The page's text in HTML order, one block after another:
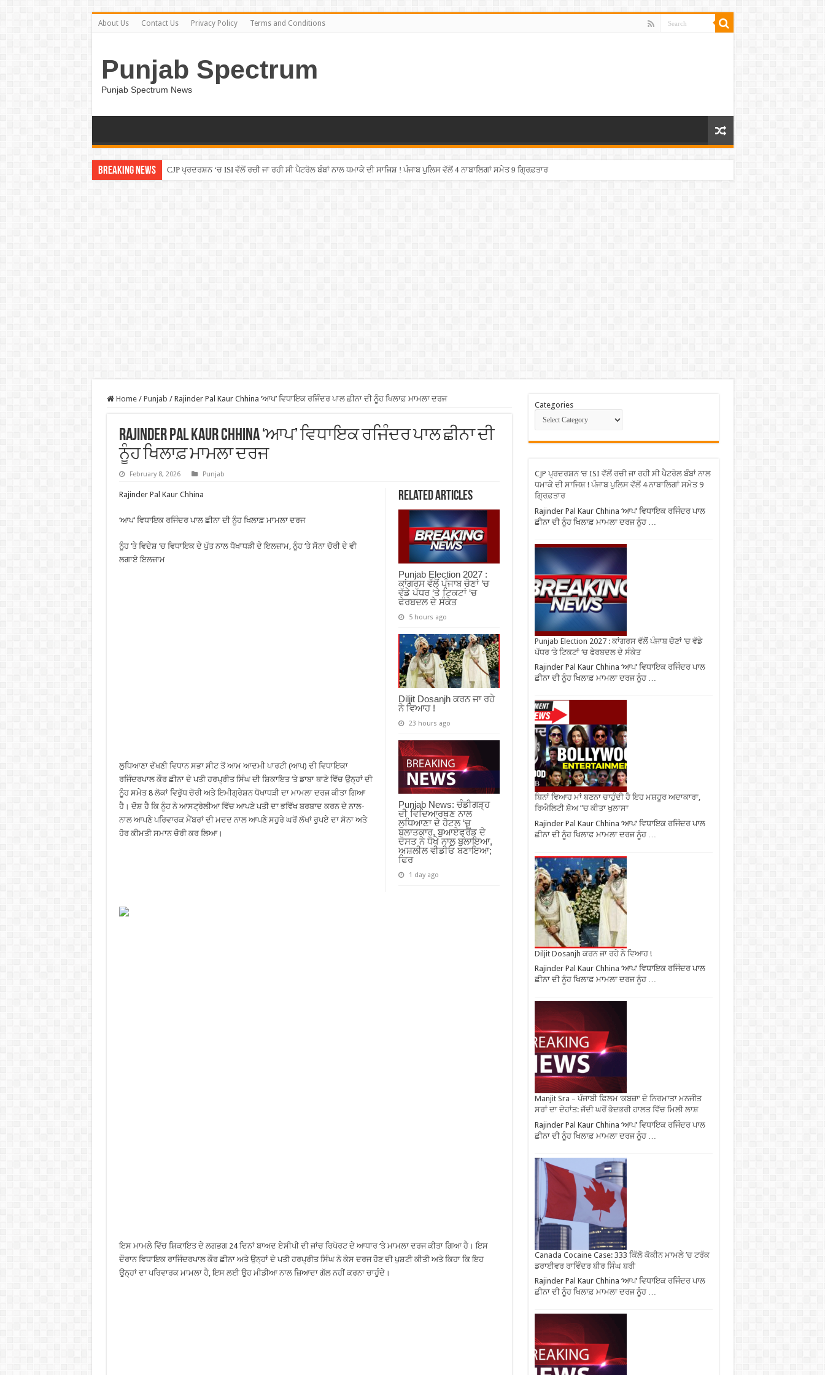
About Us Contact Us Privacy Policy Terms and Conditions
Punjab Spectrum
Punjab Spectrum News
Breaking News CJP ਪ੍ਰਦਰਸ਼ਨ ‘ਚ ISI ਵੱਲੋਂ ਰਚੀ ਜਾ ਰਹੀ ਸੀ ਪੈਟਰੋਲ ਬੰਬਾਂ ਨਾਲ ਧਮਾਕੇ ਦੀ ਸਾਜਿਸ਼ ! ਪੰਜਾਬ ਪੁਲਿਸ ਵੱਲੋਂ 4 ਨਾਬਾਲਿਗਾਂ ਸਮੇਤ 9 ਗ੍ਰਿਫ਼ਤਾਰ
Home / Punjab / Rajinder Pal Kaur Chhina ‘ਆਪ’ ਵਿਧਾਇਕ ਰਜਿੰਦਰ ਪਾਲ ਛੀਨਾ ਦੀ ਨੂੰਹ ਖਿਲਾਫ਼ ਮਾਮਲਾ ਦਰਜ
Rajinder Pal Kaur Chhina ‘ਆਪ’ ਵਿਧਾਇਕ ਰਜਿੰਦਰ ਪਾਲ ਛੀਨਾ ਦੀ
ਨੂੰਹ ਖਿਲਾਫ਼ ਮਾਮਲਾ ਦਰਜ
February 8, 2026 Punjab
Related Articles
Punjab Election 2027 :
ਕਾਂਗਰਸ ਵੱਲੋਂ ਪੰਜਾਬ ਚੋਣਾਂ ‘ਚ
ਵੱਡੇ ਪੱਧਰ ‘ਤੇ ਟਿਕਟਾਂ ‘ਚ
ਫੇਰਬਦਲ ਦੇ ਸੰਕੇਤ
5 hours ago
Diljit Dosanjh ਕਰਨ ਜਾ ਰਹੇ
ਨੇ ਵਿਆਹ !
23 hours ago
Punjab News: ਚੰਡੀਗੜ੍ਹ
ਦੀ ਵਿਦਿਆਰਥਣ ਨਾਲ
ਲੁਧਿਆਣਾ ਦੇ ਹੋਟਲ ‘ਚ
ਬਲਾਤਕਾਰ, ਬੁਆਏਫ੍ਰੈਂਡ ਦੇ
ਦੋਸਤ ਨੇ ਧੋਖੇ ਨਾਲ ਬੁਲਾਇਆ,
ਅਸ਼ਲੀਲ ਵੀਡੀਓ ਬਣਾਇਆ;
ਫਿਰ
1 day ago
Rajinder Pal Kaur Chhina
‘ਆਪ’ ਵਿਧਾਇਕ ਰਜਿੰਦਰ ਪਾਲ ਛੀਨਾ ਦੀ ਨੂੰਹ ਖਿਲਾਫ਼ ਮਾਮਲਾ ਦਰਜ
ਨੂੰਹ ‘ਤੇ ਵਿਦੇਸ਼ ‘ਚ ਵਿਧਾਇਕ ਦੇ ਪੁੱਤ ਨਾਲ ਧੋਖਾਧੜੀ ਦੇ ਇਲਜ਼ਾਮ, ਨੂੰਹ ‘ਤੇ ਸੋਨਾ ਚੋਰੀ ਦੇ ਵੀ
ਲਗਾਏ ਇਲਜ਼ਾਮ
ਲੁਧਿਆਣਾ ਦੱਖਣੀ ਵਿਧਾਨ ਸਭਾ ਸੀਟ ਤੋਂ ਆਮ ਆਦਮੀ ਪਾਰਟੀ (ਆਪ) ਦੀ ਵਿਧਾਇਕਾ
ਰਜਿੰਦਰਪਾਲ ਕੌਰ ਛੀਨਾ ਦੇ ਪਤੀ ਹਰਪ੍ਰੀਤ ਸਿੰਘ ਦੀ ਸ਼ਿਕਾਇਤ ‘ਤੇ ਡਾਬਾ ਥਾਣੇ ਵਿੱਚ ਉਨ੍ਹਾਂ ਦੀ
ਨੂੰਹ ਸਮੇਤ 8 ਲੋਕਾਂ ਵਿਰੁੱਧ ਚੋਰੀ ਅਤੇ ਇਮੀਗ੍ਰੇਸ਼ਨ ਧੋਖਾਧੜੀ ਦਾ ਮਾਮਲਾ ਦਰਜ ਕੀਤਾ ਗਿਆ
ਹੈ। ਦੋਸ਼ ਹੈ ਕਿ ਨੂੰਹ ਨੇ ਆਸਟ੍ਰੇਲੀਆ ਵਿੱਚ ਆਪਣੇ ਪਤੀ ਦਾ ਭਵਿੱਖ ਬਰਬਾਦ ਕਰਨ ਦੇ ਨਾਲ-
ਨਾਲ ਆਪਣੇ ਪਰਿਵਾਰਕ ਮੈਂਬਰਾਂ ਦੀ ਮਦਦ ਨਾਲ ਆਪਣੇ ਸਹੁਰੇ ਘਰੋਂ ਲੱਖਾਂ ਰੁਪਏ ਦਾ ਸੋਨਾ ਅਤੇ
ਹੋਰ ਕੀਮਤੀ ਸਮਾਨ ਚੋਰੀ ਕਰ ਲਿਆ।
ਇਸ ਮਾਮਲੇ ਵਿੱਚ ਸ਼ਿਕਾਇਤ ਦੇ ਲਗਭਗ 24 ਦਿਨਾਂ ਬਾਅਦ ਏਸੀਪੀ ਦੀ ਜਾਂਚ ਰਿਪੋਰਟ ਦੇ ਆਧਾਰ ‘ਤੇ ਮਾਮਲਾ ਦਰਜ ਕੀਤਾ ਗਿਆ ਹੈ। ਇਸ
ਦੌਰਾਨ ਵਿਧਾਇਕ ਰਾਜਿੰਦਰਪਾਲ ਕੌਰ ਛੀਨਾ ਅਤੇ ਉਨ੍ਹਾਂ ਦੇ ਪਤੀ ਹਰਪ੍ਰੀਤ ਸਿੰਘ ਨੇ ਕੇਸ ਦਰਜ ਹੋਣ ਦੀ ਪੁਸ਼ਟੀ ਕੀਤੀ ਅਤੇ ਕਿਹਾ ਕਿ ਇਹ
ਉਨ੍ਹਾਂ ਦਾ ਪਰਿਵਾਰਕ ਮਾਮਲਾ ਹੈ, ਇਸ ਲਈ ਉਹ ਮੀਡੀਆ ਨਾਲ ਜ਼ਿਆਦਾ ਗੱਲ ਨਹੀਂ ਕਰਨਾ ਚਾਹੁੰਦੇ।
Categories
CJP ਪ੍ਰਦਰਸ਼ਨ ‘ਚ ISI ਵੱਲੋਂ ਰਚੀ ਜਾ ਰਹੀ ਸੀ ਪੈਟਰੋਲ ਬੰਬਾਂ ਨਾਲ
ਧਮਾਕੇ ਦੀ ਸਾਜਿਸ਼ ! ਪੰਜਾਬ ਪੁਲਿਸ ਵੱਲੋਂ 4 ਨਾਬਾਲਿਗਾਂ ਸਮੇਤ 9
ਗ੍ਰਿਫ਼ਤਾਰ
Rajinder Pal Kaur Chhina ‘ਆਪ’ ਵਿਧਾਇਕ ਰਜਿੰਦਰ ਪਾਲ
ਛੀਨਾ ਦੀ ਨੂੰਹ ਖਿਲਾਫ਼ ਮਾਮਲਾ ਦਰਜ ਨੂੰਹ …
Punjab Election 2027 : ਕਾਂਗਰਸ ਵੱਲੋਂ ਪੰਜਾਬ ਚੋਣਾਂ ‘ਚ ਵੱਡੇ
ਪੱਧਰ ‘ਤੇ ਟਿਕਟਾਂ ‘ਚ ਫੇਰਬਦਲ ਦੇ ਸੰਕੇਤ
Rajinder Pal Kaur Chhina ‘ਆਪ’ ਵਿਧਾਇਕ ਰਜਿੰਦਰ ਪਾਲ
ਛੀਨਾ ਦੀ ਨੂੰਹ ਖਿਲਾਫ਼ ਮਾਮਲਾ ਦਰਜ ਨੂੰਹ …
ਬਿਨਾਂ ਵਿਆਹ ਮਾਂ ਬਣਨਾ ਚਾਹੁੰਦੀ ਹੈ ਇਹ ਮਸ਼ਹੂਰ ਅਦਾਕਾਰਾ,
ਰਿਐਲਿਟੀ ਸ਼ੋਅ ”ਚ ਕੀਤਾ ਖੁਲਾਸਾ
Rajinder Pal Kaur Chhina ‘ਆਪ’ ਵਿਧਾਇਕ ਰਜਿੰਦਰ ਪਾਲ
ਛੀਨਾ ਦੀ ਨੂੰਹ ਖਿਲਾਫ਼ ਮਾਮਲਾ ਦਰਜ ਨੂੰਹ …
Diljit Dosanjh ਕਰਨ ਜਾ ਰਹੇ ਨੇ ਵਿਆਹ !
Rajinder Pal Kaur Chhina ‘ਆਪ’ ਵਿਧਾਇਕ ਰਜਿੰਦਰ ਪਾਲ
ਛੀਨਾ ਦੀ ਨੂੰਹ ਖਿਲਾਫ਼ ਮਾਮਲਾ ਦਰਜ ਨੂੰਹ …
Manjit Sra – ਪੰਜਾਬੀ ਫ਼ਿਲਮ ‘ਕਬਜ਼ਾ’ ਦੇ ਨਿਰਮਾਤਾ ਮਨਜੀਤ
ਸਰਾਂ ਦਾ ਦੇਹਾਂਤ: ਜੱਦੀ ਘਰੋਂ ਭੇਦਭਰੀ ਹਾਲਤ ਵਿੱਚ ਮਿਲੀ ਲਾਸ਼
Rajinder Pal Kaur Chhina ‘ਆਪ’ ਵਿਧਾਇਕ ਰਜਿੰਦਰ ਪਾਲ
ਛੀਨਾ ਦੀ ਨੂੰਹ ਖਿਲਾਫ਼ ਮਾਮਲਾ ਦਰਜ ਨੂੰਹ …
Canada Cocaine Case: 333 ਕਿੱਲੋ ਕੋਕੀਨ ਮਾਮਲੇ ’ਚ ਟਰੱਕ
ਡਰਾਈਵਰ ਰਾਵਿੰਦਰ ਬੀਰ ਸਿੰਘ ਬਰੀ
Rajinder Pal Kaur Chhina ‘ਆਪ’ ਵਿਧਾਇਕ ਰਜਿੰਦਰ ਪਾਲ
ਛੀਨਾ ਦੀ ਨੂੰਹ ਖਿਲਾਫ਼ ਮਾਮਲਾ ਦਰਜ ਨੂੰਹ …